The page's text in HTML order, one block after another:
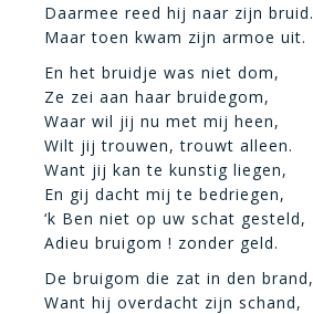
Daarmee reed hij naar zijn bruid.
Maar toen kwam zijn armoe uit.
En het bruidje was niet dom,
Ze zei aan haar bruidegom,
Waar wil jij nu met mij heen,
Wilt jij trouwen, trouwt alleen.
Want jij kan te kunstig liegen,
En gij dacht mij te bedriegen,
‘k Ben niet op uw schat gesteld,
Adieu bruigom ! zonder geld.
De bruigom die zat in den brand,
Want hij overdacht zijn schand,